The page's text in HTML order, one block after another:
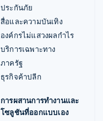
ประกันภัย
สื่อและความบันเทิง
องค์กรไม่แสวงผลกำไร
บริการเฉพาะทาง
ภาครัฐ
ธุรกิจค้าปลีก
การผสานการทำงานและ
โซลูชันที่ออกแบบเอง